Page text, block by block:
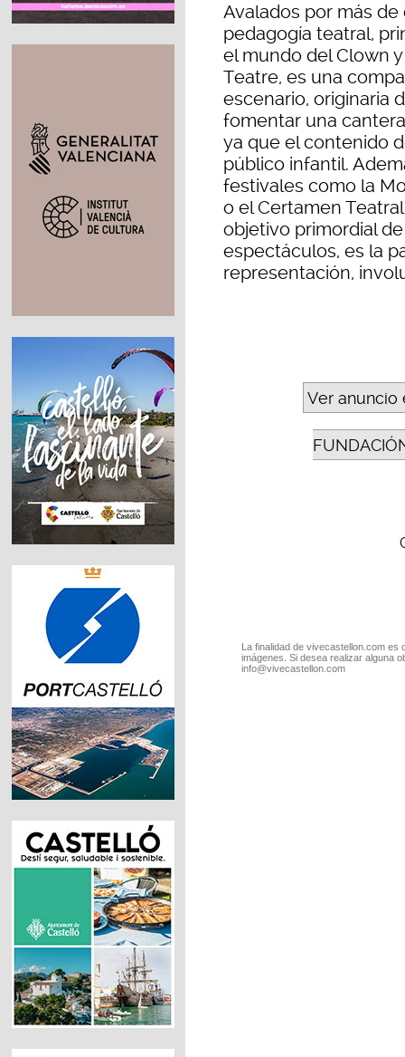
Avalados por más
pedagogía teatral,
el mundo del Clown
Teatre, es una
escenario, originaria
fomentar una
ya que el contenido
público infantil.
festivales como la
o el Certamen
objetivo primordial
espectáculos, es la
representación,
Ver anuncio
La finalidad de vivecastellon.com
imágenes. Si desea realizar alguna
info@vivecastellon.com